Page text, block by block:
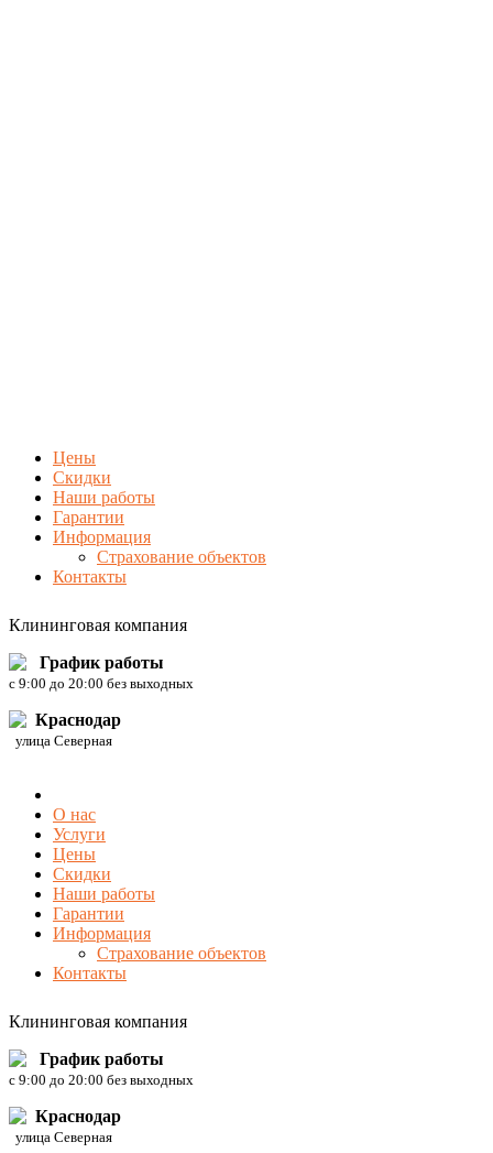
Цены
Скидки
Наши работы
Гарантии
Информация
Страхование объектов
Контакты
Клининговая компания
График работы
c 9:00 до 20:00 без выходных
Краснодар
улица Северная
О нас
Услуги
Цены
Скидки
Наши работы
Гарантии
Информация
Страхование объектов
Контакты
Клининговая компания
График работы
c 9:00 до 20:00 без выходных
Краснодар
улица Северная